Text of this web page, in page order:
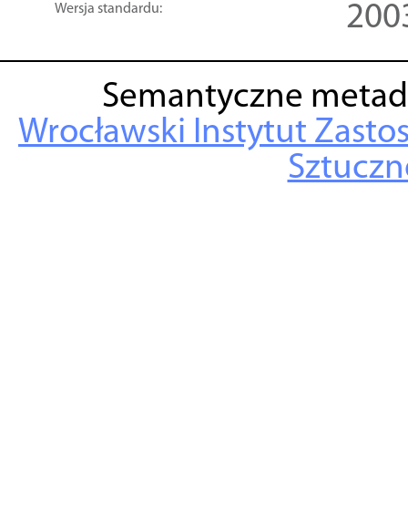
Wersja standardu:
Semantyczne
Wrocławski Instytut